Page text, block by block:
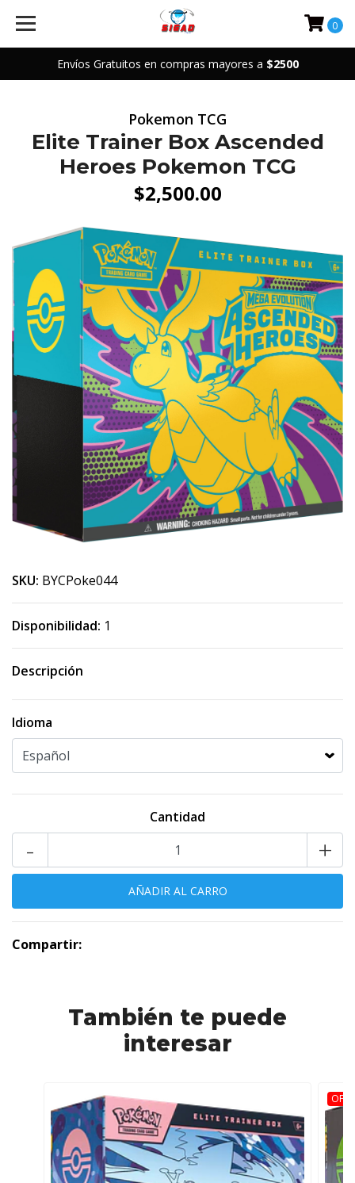
Envíos Gratuitos en compras mayores a $2500
0
Pokemon TCG
Elite Trainer Box Ascended
Heroes Pokemon TCG
$2,500.00
SKU: BYCPoke044
Disponibilidad: 1
Descripción
Idioma
Cantidad
+
-
Compartir:
También te puede
interesar